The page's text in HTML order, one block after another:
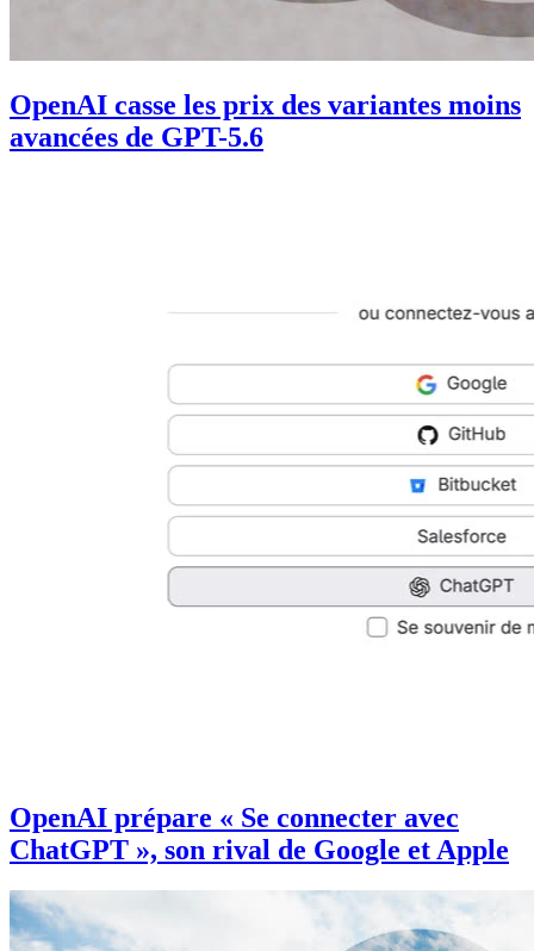
OpenAI casse les prix des variantes moins
avancées de GPT-5.6
OpenAI prépare « Se connecter avec
ChatGPT », son rival de Google et Apple